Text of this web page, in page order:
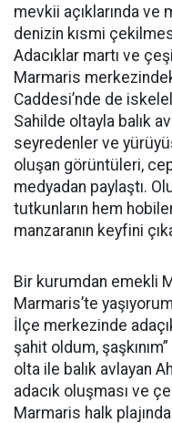
mevkii açıklarında ve
denizin kısmi
Adacıklar martı ve
Marmaris
Caddesi’nde de
Sahilde oltayla balık
seyredenler ve
oluşan görüntüleri,
medyadan paylaştı.
tutkunların hem
manzaranın keyfini
Bir kurumdan emekli
Marmaris’te
İlçe merkezinde
şahit oldum,
olta ile balık avlayan
adacık oluşması ve
Marmaris halk